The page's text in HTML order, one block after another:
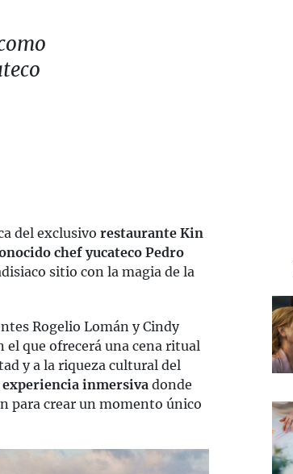
del exclusivo restaurante Kin
chef yucateco Pedro
sitio con la magia de la
Rogelio Lomán y Cindy
que ofrecerá una cena ritual
y a la riqueza cultural del
experiencia inmersiva donde
para crear un momento único